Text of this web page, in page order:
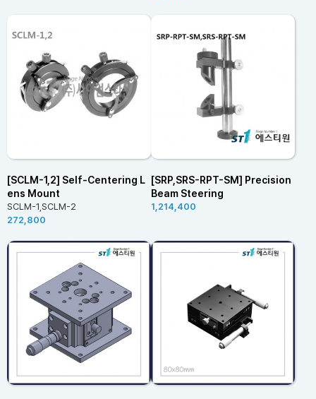
[SCLM-1,2] Self-Centering L
ens Mount
SCLM-1,SCLM-2
272,800
[SRP,SRS-RPT-SM] Precision
Beam Steering
1,214,400